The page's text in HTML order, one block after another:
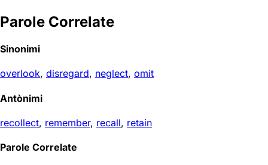
Parole Correlate
Sinonimi
overlook, disregard, neglect, omit
Antònimi
recollect, remember, recall, retain
Parole Correlate